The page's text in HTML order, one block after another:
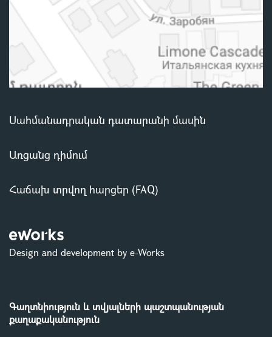
Սահմանադրական դատարանի մասին
Առցանց դիմում
Հաճախ տրվող հարցեր (FAQ)
Design and development by e-Works
Գաղտնիություն և տվյալների պաշտպանության
քաղաքականություն